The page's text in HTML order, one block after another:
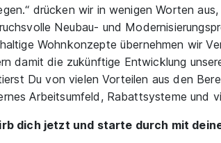
drücken wir in wenigen Worten
Neubau- und
Wohnkonzepte übernehmen wir
damit die zukünftige Entwicklung
Du von vielen Vorteilen aus den
Arbeitsumfeld, Rabattsysteme und
dich jetzt und starte durch mit